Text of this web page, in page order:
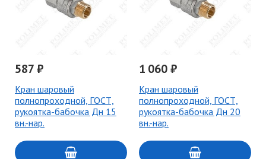
587 ₽
Кран шаровый
полнопроходной, ГОСТ,
рукоятка-бабочка Дн 15
вн.-нар.
1 060 ₽
Кран шаровый
полнопроходной, ГОСТ,
рукоятка-бабочка Дн 20
вн.-нар.